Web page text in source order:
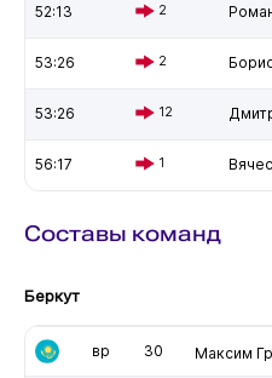
52:13 2
53:26 2
53:26 12
56:17 1
Составы команд
Беркут
вр 30 Максим